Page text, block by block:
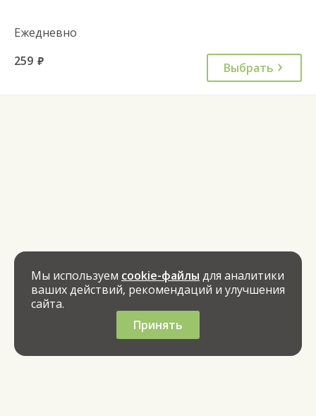
Ежедневно
259 руб. Выбрать
Мы используем cookie-файлы для аналитики
ваших действий, рекомендаций и улучшения
сайта.
Принять